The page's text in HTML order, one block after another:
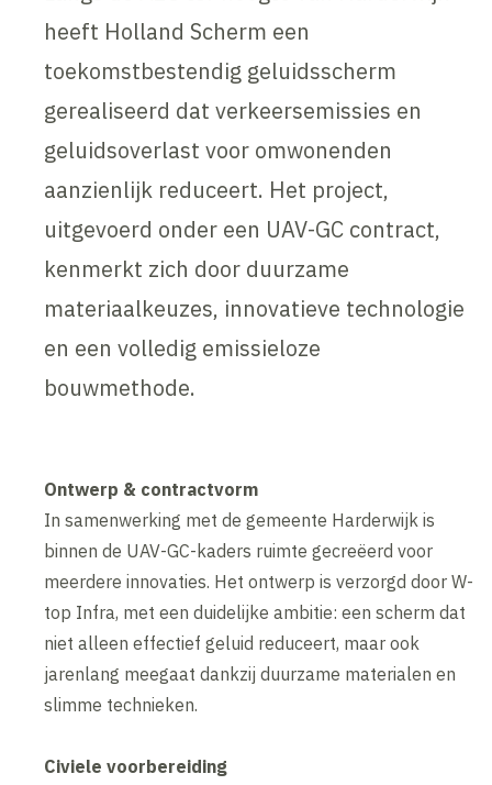
heeft Holland Scherm een
toekomstbestendig geluidsscherm
gerealiseerd dat verkeersemissies en
geluidsoverlast voor omwonenden
aanzienlijk reduceert. Het project,
uitgevoerd onder een UAV-GC contract,
kenmerkt zich door duurzame
materiaalkeuzes, innovatieve technologie
en een volledig emissieloze
bouwmethode.
Ontwerp & contractvorm
In samenwerking met de gemeente Harderwijk is
binnen de UAV-GC-kaders ruimte gecreëerd voor
meerdere innovaties. Het ontwerp is verzorgd door W-
top Infra, met een duidelijke ambitie: een scherm dat
niet alleen effectief geluid reduceert, maar ook
jarenlang meegaat dankzij duurzame materialen en
slimme technieken.
Civiele voorbereiding